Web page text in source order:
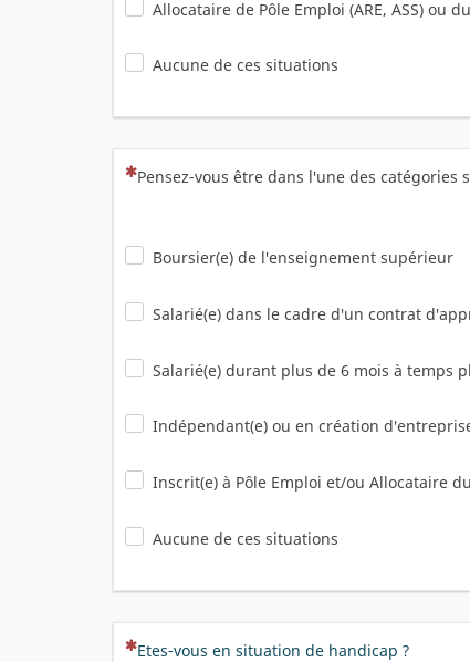
Allocataire de Pôle Emploi (ARE, ASS) ou
Aucune de ces situations
(Cette question est obligatoire)
Pensez-vous être dans l'une des catégories
Boursier(e) de l'enseignement supérieur
Salarié(e) dans le cadre d'un contrat
Salarié(e) durant plus de 6 mois à temps
Indépendant(e) ou en création
Inscrit(e) à Pôle Emploi et/ou Allocataire
Aucune de ces situations
(Cette question est obligatoire)
Etes-vous en situation de handicap ?